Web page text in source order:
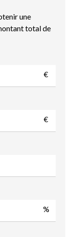
une
total de
€
€
%